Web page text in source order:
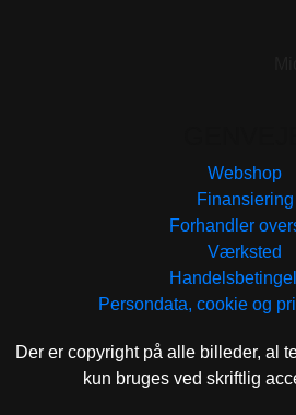
Webshop
Finansiering
Forhandler
Værksted
Persondata, cookie og
Der er copyright på alle billeder, al
kun bruges ved skriftlig